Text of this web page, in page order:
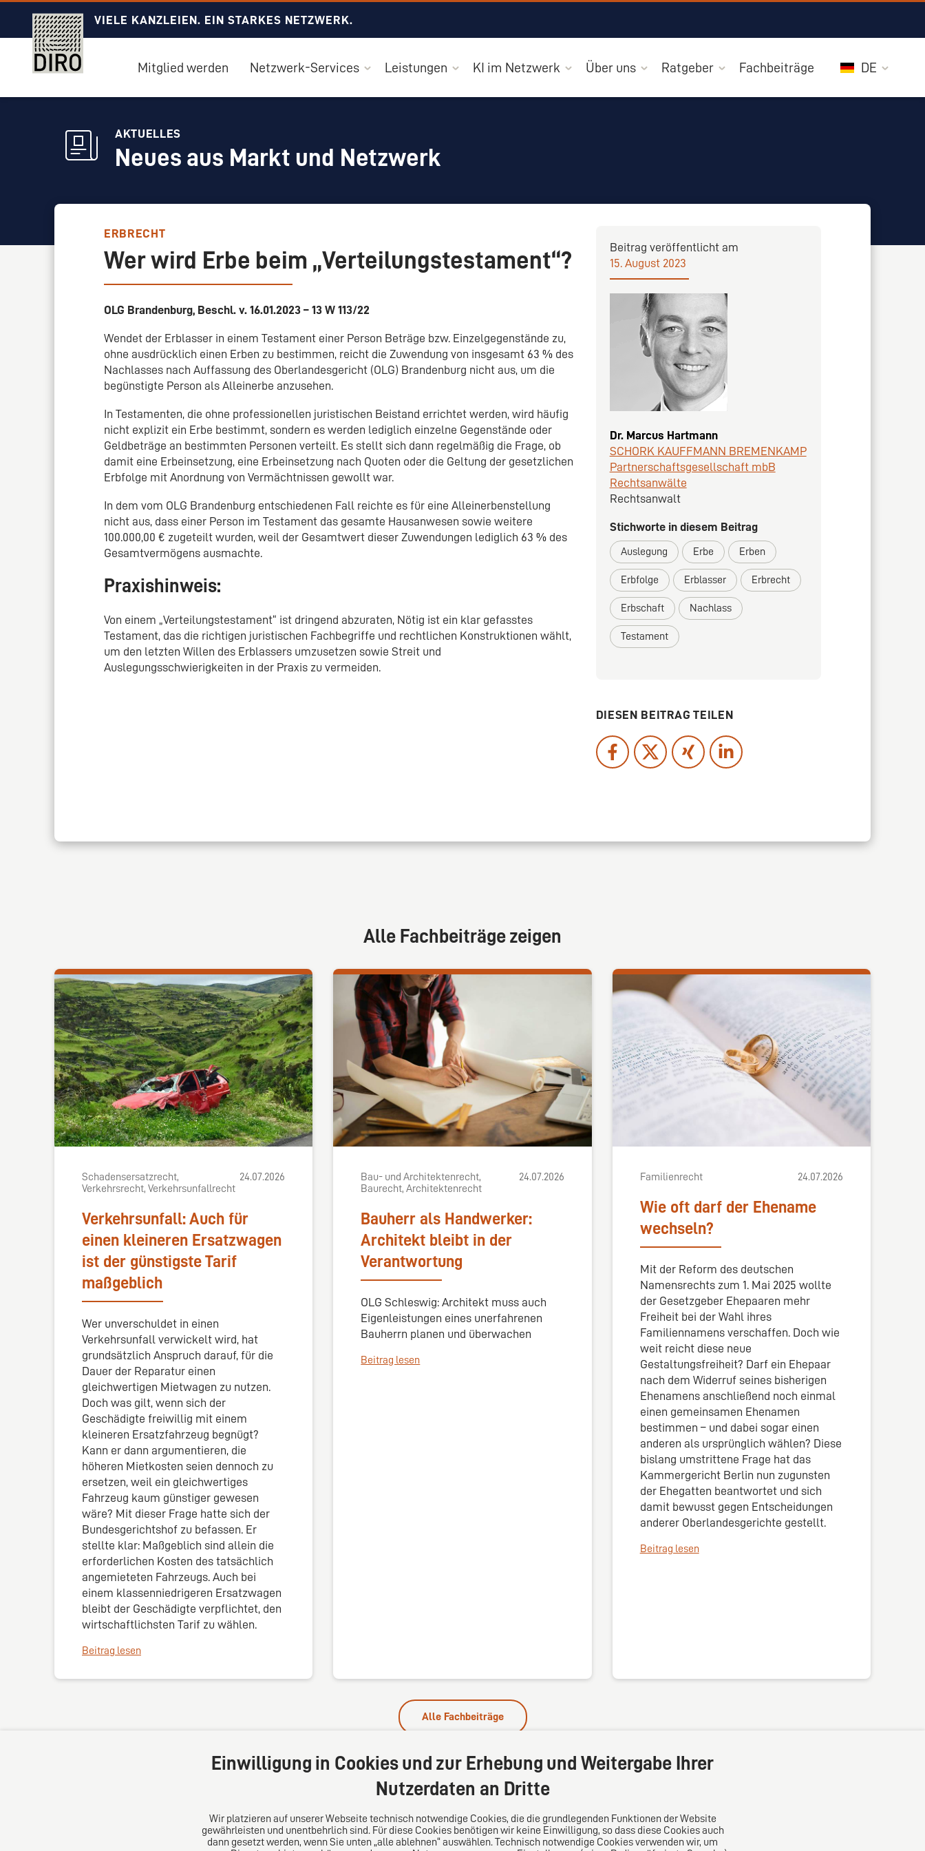
VIELE KANZLEIEN. EIN STARKES NETZWERK.
Mitglied werden Netzwerk-Services Leistungen KI im Netzwerk Über uns Ratgeber Fachbeiträge DE
AKTUELLES
Neues aus Markt und Netzwerk
ERBRECHT
Wer wird Erbe beim „Verteilungstestament“?
OLG Brandenburg, Beschl. v. 16.01.2023 – 13 W 113/22
Wendet der Erblasser in einem Testament einer Person Beträge bzw. Einzelgegenstände zu,
ohne ausdrücklich einen Erben zu bestimmen, reicht die Zuwendung von insgesamt 63 % des
Nachlasses nach Auffassung des Oberlandesgericht (OLG) Brandenburg nicht aus, um die
begünstigte Person als Alleinerbe anzusehen.
In Testamenten, die ohne professionellen juristischen Beistand errichtet werden, wird häufig
nicht explizit ein Erbe bestimmt, sondern es werden lediglich einzelne Gegenstände oder
Geldbeträge an bestimmten Personen verteilt. Es stellt sich dann regelmäßig die Frage, ob
damit eine Erbeinsetzung, eine Erbeinsetzung nach Quoten oder die Geltung der gesetzlichen
Erbfolge mit Anordnung von Vermächtnissen gewollt war.
In dem vom OLG Brandenburg entschiedenen Fall reichte es für eine Alleinerbenstellung
nicht aus, dass einer Person im Testament das gesamte Hausanwesen sowie weitere
100.000,00 € zugeteilt wurden, weil der Gesamtwert dieser Zuwendungen lediglich 63 % des
Gesamtvermögens ausmachte.
Praxishinweis:
Von einem „Verteilungstestament“ ist dringend abzuraten, Nötig ist ein klar gefasstes
Testament, das die richtigen juristischen Fachbegriffe und rechtlichen Konstruktionen wählt,
um den letzten Willen des Erblassers umzusetzen sowie Streit und
Auslegungsschwierigkeiten in der Praxis zu vermeiden.
Beitrag veröffentlicht am
15. August 2023
Dr. Marcus Hartmann
SCHORK KAUFFMANN BREMENKAMP
Partnerschaftsgesellschaft mbB
Rechtsanwälte
Rechtsanwalt
Stichworte in diesem Beitrag
Auslegung Erbe Erben
Erbfolge Erblasser Erbrecht
Erbschaft Nachlass
Testament
DIESEN BEITRAG TEILEN
Alle Fachbeiträge zeigen
Schadensersatzrecht,
Verkehrsrecht, Verkehrsunfallrecht
24.07.2026
Verkehrsunfall: Auch für
einen kleineren Ersatzwagen
ist der günstigste Tarif
maßgeblich
Wer unverschuldet in einen
Verkehrsunfall verwickelt wird, hat
grundsätzlich Anspruch darauf, für die
Dauer der Reparatur einen
gleichwertigen Mietwagen zu nutzen.
Doch was gilt, wenn sich der
Geschädigte freiwillig mit einem
kleineren Ersatzfahrzeug begnügt?
Kann er dann argumentieren, die
höheren Mietkosten seien dennoch zu
ersetzen, weil ein gleichwertiges
Fahrzeug kaum günstiger gewesen
wäre? Mit dieser Frage hatte sich der
Bundesgerichtshof zu befassen. Er
stellte klar: Maßgeblich sind allein die
erforderlichen Kosten des tatsächlich
angemieteten Fahrzeugs. Auch bei
einem klassenniedrigeren Ersatzwagen
bleibt der Geschädigte verpflichtet, den
wirtschaftlichsten Tarif zu wählen.
Beitrag lesen
Bau- und Architektenrecht,
Baurecht, Architektenrecht
24.07.2026
Bauherr als Handwerker:
Architekt bleibt in der
Verantwortung
OLG Schleswig: Architekt muss auch
Eigenleistungen eines unerfahrenen
Bauherrn planen und überwachen
Beitrag lesen
Familienrecht 24.07.2026
Wie oft darf der Ehename
wechseln?
Mit der Reform des deutschen
Namensrechts zum 1. Mai 2025 wollte
der Gesetzgeber Ehepaaren mehr
Freiheit bei der Wahl ihres
Familiennamens verschaffen. Doch wie
weit reicht diese neue
Gestaltungsfreiheit? Darf ein Ehepaar
nach dem Widerruf seines bisherigen
Ehenamens anschließend noch einmal
einen gemeinsamen Ehenamen
bestimmen – und dabei sogar einen
anderen als ursprünglich wählen? Diese
bislang umstrittene Frage hat das
Kammergericht Berlin nun zugunsten
der Ehegatten beantwortet und sich
damit bewusst gegen Entscheidungen
anderer Oberlandesgerichte gestellt.
Beitrag lesen
Alle Fachbeiträge
Einwilligung in Cookies und zur Erhebung und Weitergabe Ihrer
Nutzerdaten an Dritte
Wir platzieren auf unserer Webseite technisch notwendige Cookies, die die grundlegenden Funktionen der Website
gewährleisten und unentbehrlich sind. Für diese Cookies benötigen wir keine Einwilligung, so dass diese Cookies auch
dann gesetzt werden, wenn Sie unten „alle ablehnen“ auswählen. Technisch notwendige Cookies verwenden wir, um